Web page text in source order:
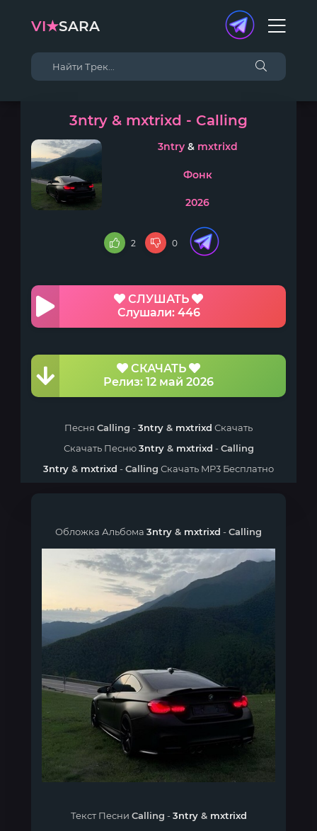
VI★SARA
3ntry & mxtrixd - Calling
3ntry& mxtrixd
Фонк
2026
2 0
СЛУШАТЬ
Слушали: 446
СКАЧАТЬ
Релиз: 12 май 2026
Песня Calling -3ntry & mxtrixd Скачать
Скачать Песню3ntry& mxtrixd -Calling
3ntry & mxtrixd -Calling Скачать MP3 Бесплатно
Обложка Альбома 3ntry & mxtrixd -Calling
Текст Песни Calling -3ntry& mxtrixd